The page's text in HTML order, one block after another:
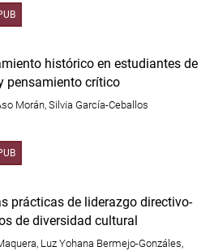
histórico en estudiantes de
pensamiento crítico
Morán, Silvia García-Ceballos
prácticas de liderazgo directivo-
de diversidad cultural
Luz Yohana Bermejo-Gonzáles,